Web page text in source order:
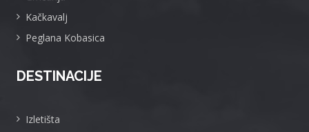
Kačkavalj
Peglana Kobasica
DESTINACIJE
Izletišta